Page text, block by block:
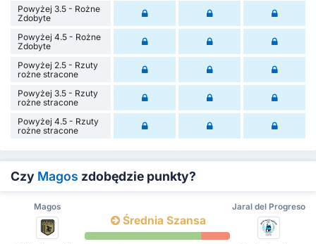
Powyżej 3.5 - Rożne
Zdobyte
Powyżej 4.5 - Rożne
Zdobyte
Powyżej 2.5 - Rzuty
rożne stracone
Powyżej 3.5 - Rzuty
rożne stracone
Powyżej 4.5 - Rzuty
rożne stracone
Czy Magos zdobędzie punkty?
Magos Jaral del Progreso
Średnia Szansa